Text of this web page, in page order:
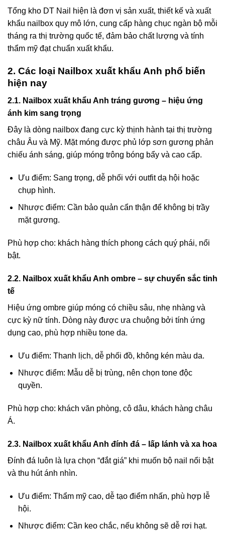
Tổng kho DT Nail hiện là đơn vị sản xuất, thiết kế và xuất
khẩu nailbox quy mô lớn, cung cấp hàng chục ngàn bộ mỗi
tháng ra thị trường quốc tế, đảm bảo chất lượng và tính
thẩm mỹ đạt chuẩn xuất khẩu.
2. Các loại Nailbox xuất khẩu Anh phổ biến
hiện nay
2.1. Nailbox xuất khẩu Anh tráng gương – hiệu ứng
ánh kim sang trọng
Đây là dòng nailbox đang cực kỳ thịnh hành tại thị trường
châu Âu và Mỹ. Mặt móng được phủ lớp sơn gương phản
chiếu ánh sáng, giúp móng trông bóng bẩy và cao cấp.
Ưu điểm: Sang trọng, dễ phối với outfit dạ hội hoặc
chụp hình.
Nhược điểm: Cần bảo quản cẩn thận để không bị trầy
mặt gương.
Phù hợp cho: khách hàng thích phong cách quý phái, nổi
bật.
2.2. Nailbox xuất khẩu Anh ombre – sự chuyển sắc tinh
tế
Hiệu ứng ombre giúp móng có chiều sâu, nhẹ nhàng và
cực kỳ nữ tính. Dòng này được ưa chuộng bởi tính ứng
dụng cao, phù hợp nhiều tone da.
Ưu điểm: Thanh lịch, dễ phối đồ, không kén màu da.
Nhược điểm: Mẫu dễ bị trùng, nên chọn tone độc
quyền.
Phù hợp cho: khách văn phòng, cô dâu, khách hàng châu
Á.
2.3. Nailbox xuất khẩu Anh đính đá – lấp lánh và xa hoa
Đính đá luôn là lựa chọn “đắt giá” khi muốn bộ nail nổi bật
và thu hút ánh nhìn.
Ưu điểm: Thẩm mỹ cao, dễ tạo điểm nhấn, phù hợp lễ
hội.
Nhược điểm: Cần keo chắc, nếu không sẽ dễ rơi hạt.